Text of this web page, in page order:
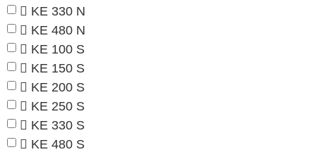
KE 330 N
KE 480 N
KE 100 S
KE 150 S
KE 200 S
KE 250 S
KE 330 S
KE 480 S